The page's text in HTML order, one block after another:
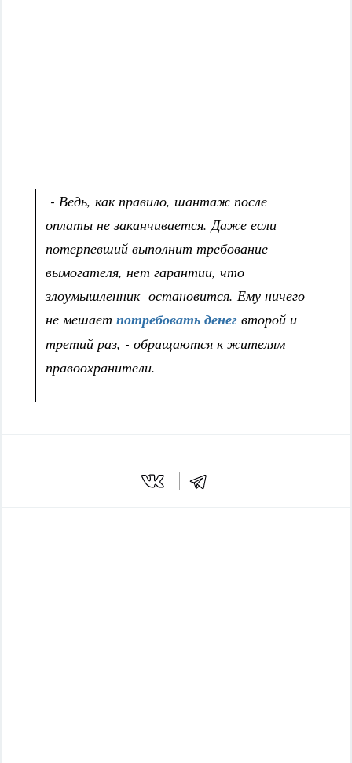
- Ведь, как правило, шантаж после
оплаты не заканчивается. Даже если
потерпевший выполнит требование
вымогателя, нет гарантии, что
злоумышленник остановится. Ему ничего
не мешает потребовать денег второй и
третий раз, - обращаются к жителям
правоохранители.